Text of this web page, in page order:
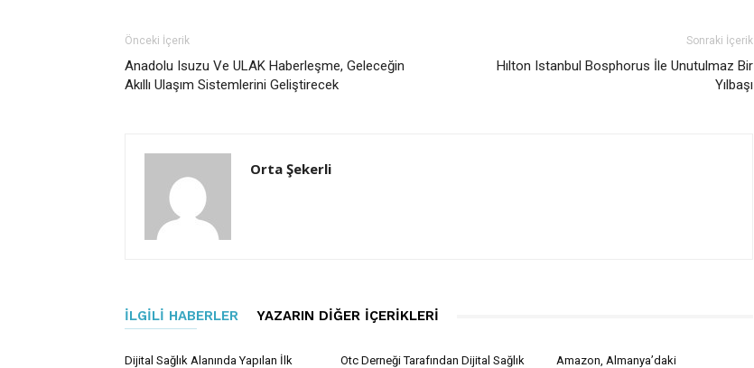
Önceki İçerik
Anadolu Isuzu Ve ULAK Haberleşme, Geleceğin
Akıllı Ulaşım Sistemlerini Geliştirecek
Sonraki İçerik
Hılton Istanbul Bosphorus İle Unutulmaz Bir
Yılbaşı
Orta Şekerli
İLGILI HABERLER YAZARIN DIĞER İÇERIKLERI
Dijital Sağlık Alanında Yapılan İlk
Otc Derneği Tarafından Dijital Sağlık
Amazon, Almanya’daki